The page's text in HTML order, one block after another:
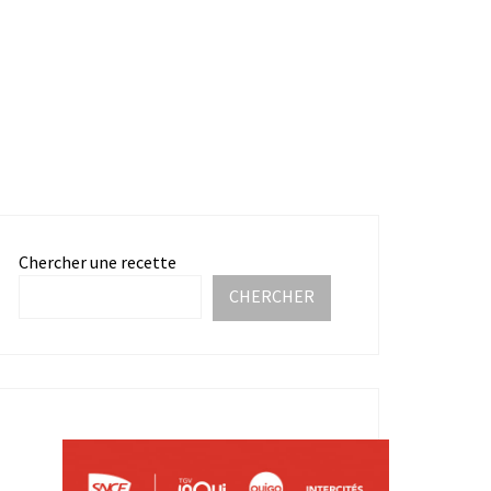
Chercher une recette
CHERCHER